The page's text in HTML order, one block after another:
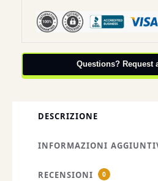
Questions? Request
DESCRIZIONE
INFORMAZIONI
RECENSIONI 0